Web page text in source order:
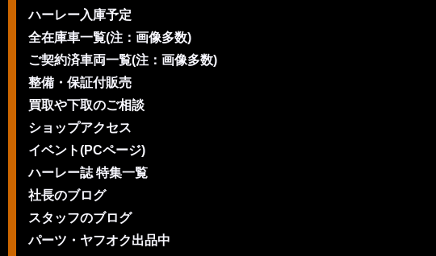
ハーレー入庫予定
全在庫車一覧(注：画像多数)
ご契約済車両一覧(注：画像多数)
整備・保証付販売
買取や下取のご相談
ショップアクセス
イベント(PCページ)
ハーレー誌 特集一覧
社長のブログ
スタッフのブログ
パーツ・ヤフオク出品中